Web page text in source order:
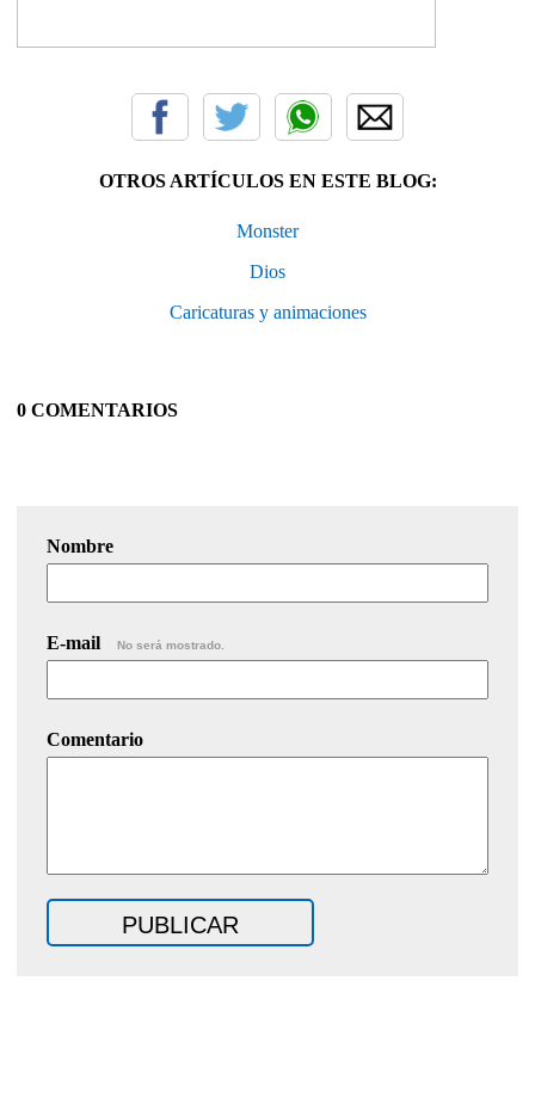
OTROS ARTÍCULOS EN ESTE BLOG:
Monster
Dios
Caricaturas y animaciones
0 COMENTARIOS
Nombre
E-mail No será mostrado.
Comentario